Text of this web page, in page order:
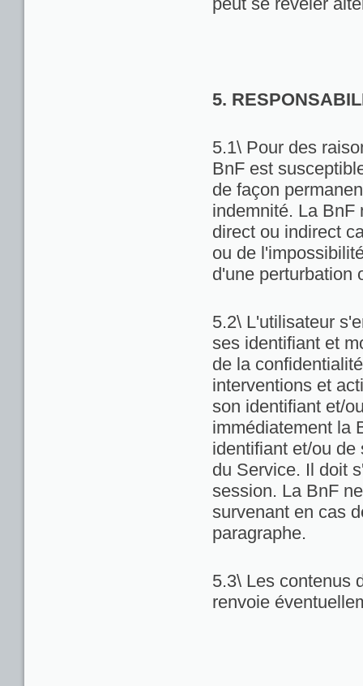
5.
5.1\ Pour des
BnF est
de façon
indemnité. La BnF
direct ou indirect
ou de
d'une perturbation
5.2\ L'utilisateur
ses identifiant et
de la
interventions et
son identifiant et/
immédiatement la
identifiant et/ou
du Service. Il doit
session. La BnF
survenant en cas
paragraphe.
5.3\ Les contenus
renvoie